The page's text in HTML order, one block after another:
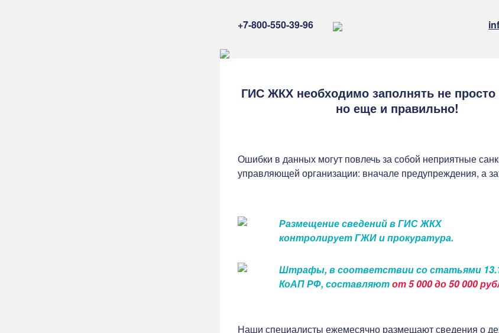
+7-800-550-39-96
ГИС ЖКХ необходимо заполнять не
но еще и правильно!
Ошибки в данных могут повлечь за собой неприятные
управляющей организации: вначале предупреждения, а
Размещение сведений в ГИС ЖКХ
контролирует ГЖИ и прокуратура.
Штрафы, в соответствии со статьями
КоАП РФ, составляютот 5 000 до 50 000
Наши специалисты ежемесячно размещают сведения о